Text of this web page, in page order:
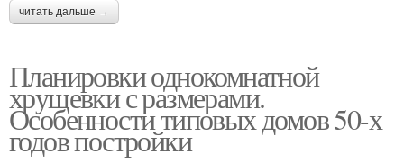
читать дальше →
Планировки однокомнатной
хрущевки с размерами.
Особенности типовых домов 50-х
годов постройки